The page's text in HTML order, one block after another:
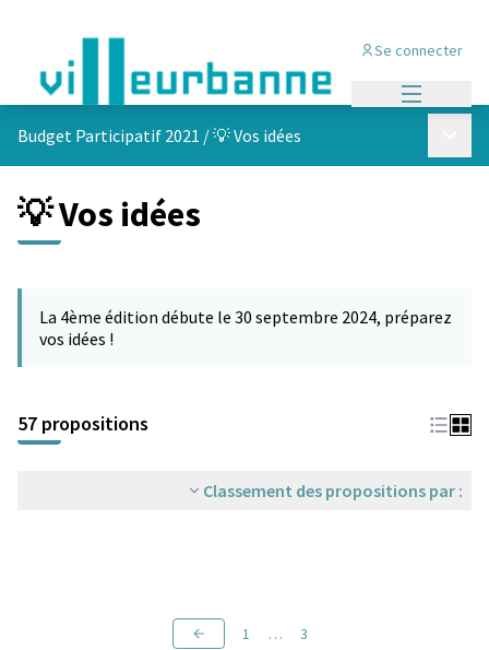
Se connecter
Budget Participatif 2021 /💡 Vos idées
💡 Vos idées
Passer la carte
La 4ème édition débute le 30 septembre 2024, préparez
vos idées !
57 propositions
Classement des propositions par :
1 … 3